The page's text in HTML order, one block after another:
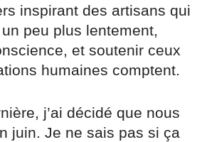
inspirant des artisans qui
peu plus lentement,
et soutenir ceux
humaines comptent.
j’ai décidé que nous
juin. Je ne sais pas si ça